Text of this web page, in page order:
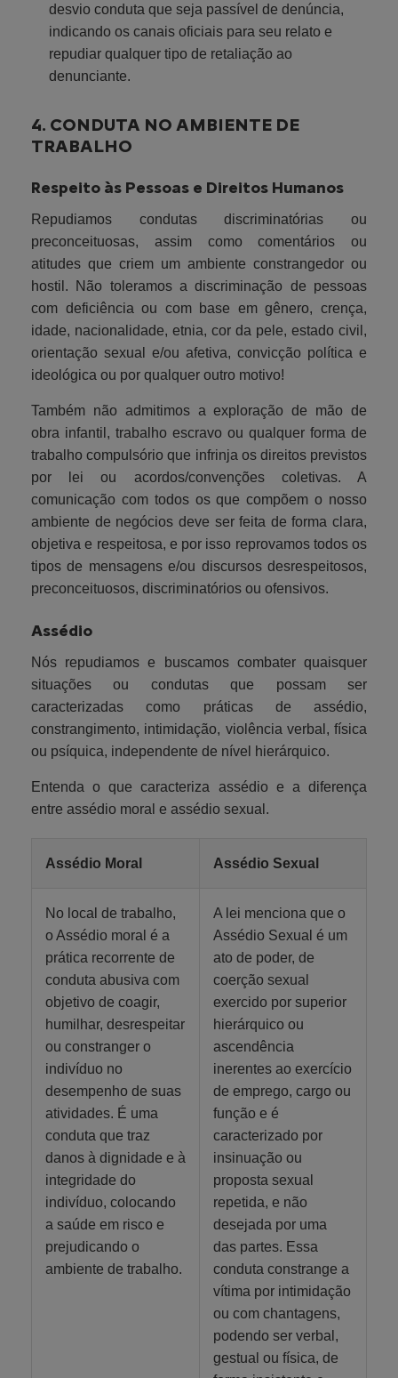
desvio conduta que seja passível de denúncia,
indicando os canais oficiais para seu relato e
repudiar qualquer tipo de retaliação ao
denunciante.
4. CONDUTA NO AMBIENTE DE
TRABALHO
Respeito às Pessoas e Direitos Humanos
Repudiamos condutas discriminatórias ou
preconceituosas, assim como comentários ou
atitudes que criem um ambiente constrangedor ou
hostil. Não toleramos a discriminação de pessoas
com deficiência ou com base em gênero, crença,
idade, nacionalidade, etnia, cor da pele, estado civil,
orientação sexual e/ou afetiva, convicção política e
ideológica ou por qualquer outro motivo!
Também não admitimos a exploração de mão de
obra infantil, trabalho escravo ou qualquer forma de
trabalho compulsório que infrinja os direitos previstos
por lei ou acordos/convenções coletivas. A
comunicação com todos os que compõem o nosso
ambiente de negócios deve ser feita de forma clara,
objetiva e respeitosa, e por isso reprovamos todos os
tipos de mensagens e/ou discursos desrespeitosos,
preconceituosos, discriminatórios ou ofensivos.
Assédio
Nós repudiamos e buscamos combater quaisquer
situações ou condutas que possam ser
caracterizadas como práticas de assédio,
constrangimento, intimidação, violência verbal, física
ou psíquica, independente de nível hierárquico.
Entenda o que caracteriza assédio e a diferença
entre assédio moral e assédio sexual.
Assédio Moral Assédio Sexual
No local de trabalho,
o Assédio moral é a
prática recorrente de
conduta abusiva com
objetivo de coagir,
humilhar, desrespeitar
ou constranger o
indivíduo no
desempenho de suas
atividades. É uma
conduta que traz
danos à dignidade e à
integridade do
indivíduo, colocando
a saúde em risco e
prejudicando o
ambiente de trabalho.
A lei menciona que o
Assédio Sexual é um
ato de poder, de
coerção sexual
exercido por superior
hierárquico ou
ascendência
inerentes ao exercício
de emprego, cargo ou
função e é
caracterizado por
insinuação ou
proposta sexual
repetida, e não
desejada por uma
das partes. Essa
conduta constrange a
vítima por intimidação
ou com chantagens,
podendo ser verbal,
gestual ou física, de